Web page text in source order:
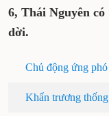
6, Thái Nguyên
dời.
Chủ động ứng
Khẩn trương